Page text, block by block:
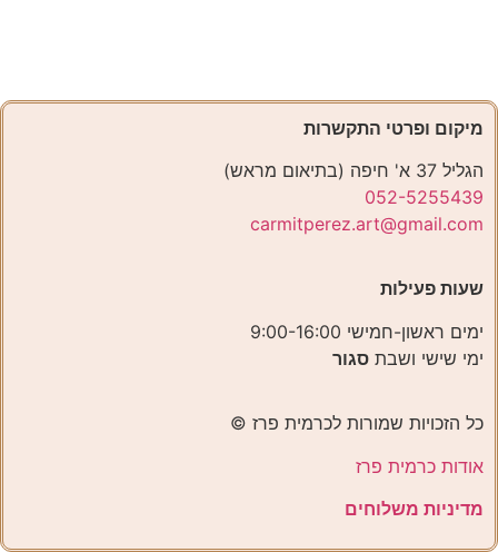
מיקום ופרטי התקשרות
הגליל 37 א' חיפה (בתיאום מראש)
052-5255439
carmitperez.art@gmail.com
שעות פעילות
ימים ראשון-חמישי 9:00-16:00
ימי שישי ושבת סגור
כל הזכויות שמורות לכרמית פרז ©️
אודות כרמית פרז
מדיניות משלוחים